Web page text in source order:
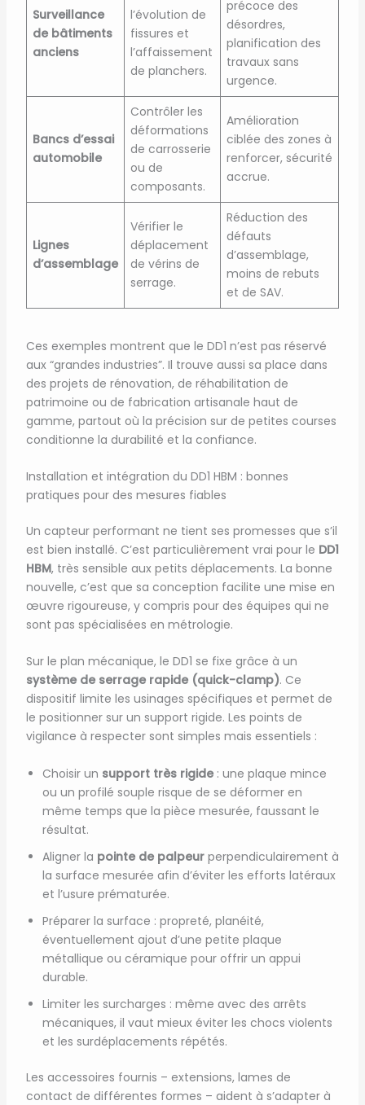
Surveillance
de bâtiments
anciens
l’évolution de
fissures et
l’affaissement
de planchers.
précoce des
désordres,
planification des
travaux sans
urgence.
Bancs d’essai
automobile
Contrôler les
déformations
de carrosserie
ou de
composants.
Amélioration
ciblée des zones à
renforcer, sécurité
accrue.
Lignes
d’assemblage
Vérifier le
déplacement
de vérins de
serrage.
Réduction des
défauts
d’assemblage,
moins de rebuts
et de SAV.
Ces exemples montrent que le DD1 n’est pas réservé
aux “grandes industries”. Il trouve aussi sa place dans
des projets de rénovation, de réhabilitation de
patrimoine ou de fabrication artisanale haut de
gamme, partout où la précision sur de petites courses
conditionne la durabilité et la confiance.
Installation et intégration du DD1 HBM : bonnes
pratiques pour des mesures fiables
Un capteur performant ne tient ses promesses que s’il
est bien installé. C’est particulièrement vrai pour le DD1
HBM, très sensible aux petits déplacements. La bonne
nouvelle, c’est que sa conception facilite une mise en
œuvre rigoureuse, y compris pour des équipes qui ne
sont pas spécialisées en métrologie.
Sur le plan mécanique, le DD1 se fixe grâce à un
système de serrage rapide (quick-clamp). Ce
dispositif limite les usinages spécifiques et permet de
le positionner sur un support rigide. Les points de
vigilance à respecter sont simples mais essentiels :
Choisir un support très rigide: une plaque mince
ou un profilé souple risque de se déformer en
même temps que la pièce mesurée, faussant le
résultat.
Aligner la pointe de palpeurperpendiculairement à
la surface mesurée afin d’éviter les efforts latéraux
et l’usure prématurée.
Préparer la surface : propreté, planéité,
éventuellement ajout d’une petite plaque
métallique ou céramique pour offrir un appui
durable.
Limiter les surcharges : même avec des arrêts
mécaniques, il vaut mieux éviter les chocs violents
et les surdéplacements répétés.
Les accessoires fournis – extensions, lames de
contact de différentes formes – aident à s’adapter à